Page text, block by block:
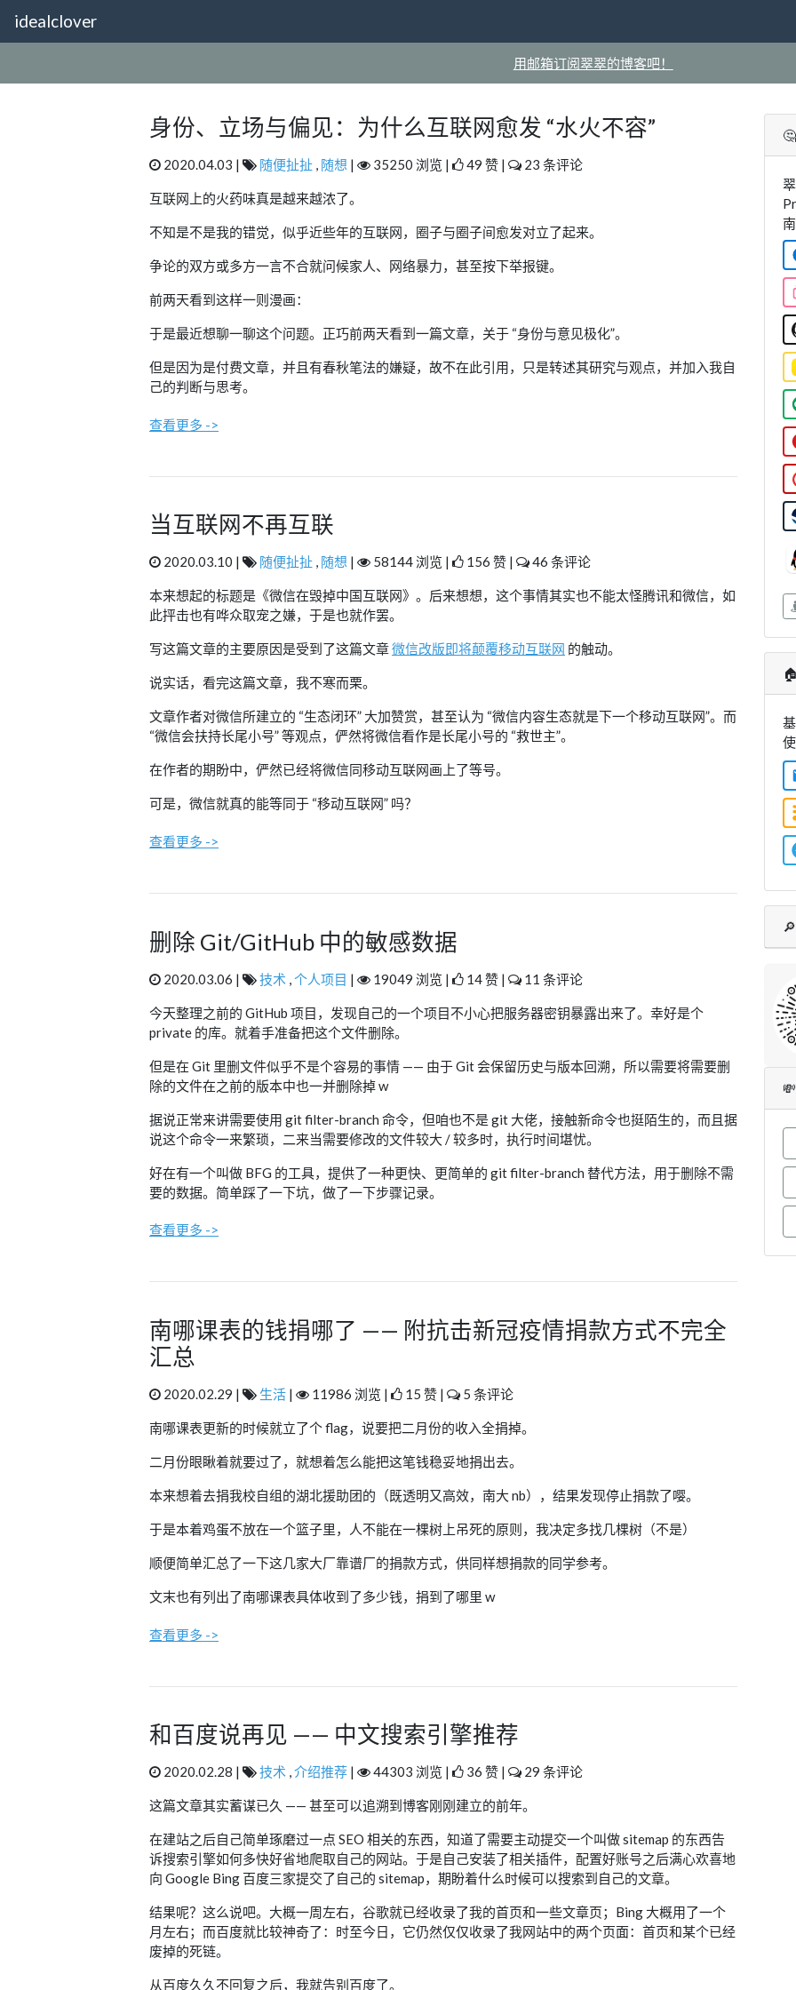
idealclover
用邮箱订阅翠翠的博客吧！
身份、立场与偏见：为什么互联网愈发 “水火不容”
2020.04.03 | 随便扯扯 , 随想 | 35250 浏览 | 49 赞 | 23 条评论
互联网上的火药味真是越来越浓了。
不知是不是我的错觉，似乎近些年的互联网，圈子与圈子间愈发对立了起来。
争论的双方或多方一言不合就问候家人、网络暴力，甚至按下举报键。
前两天看到这样一则漫画：
于是最近想聊一聊这个问题。正巧前两天看到一篇文章，关于 “身份与意见极化”。
但是因为是付费文章，并且有春秋笔法的嫌疑，故不在此引用，只是转述其研究与观点，并加入我自
己的判断与思考。
查看更多 ->
当互联网不再互联
2020.03.10 | 随便扯扯 , 随想 | 58144 浏览 | 156 赞 | 46 条评论
本来想起的标题是《微信在毁掉中国互联网》。后来想想，这个事情其实也不能太怪腾讯和微信，如
此抨击也有哗众取宠之嫌，于是也就作罢。
写这篇文章的主要原因是受到了这篇文章微信改版即将颠覆移动互联网 的触动。
说实话，看完这篇文章，我不寒而栗。
文章作者对微信所建立的 “生态闭环” 大加赞赏，甚至认为 “微信内容生态就是下一个移动互联网”。而
“微信会扶持长尾小号” 等观点，俨然将微信看作是长尾小号的 “救世主”。
在作者的期盼中，俨然已经将微信同移动互联网画上了等号。
可是，微信就真的能等同于 “移动互联网” 吗？
查看更多 ->
删除 Git/GitHub 中的敏感数据
2020.03.06 | 技术 个人项目 | 19049 浏览 | 14 赞 | 11 条评论
今天整理之前的 GitHub 项目，发现自己的一个项目不小心把服务器密钥暴露出来了。幸好是个
private 的库。就着手准备把这个文件删除。
但是在 Git 里删文件似乎不是个容易的事情 —— 由于 Git 会保留历史与版本回溯，所以需要将需要删
除的文件在之前的版本中也一并删除掉 w
据说正常来讲需要使用 git filter-branch 命令，但咱也不是 git 大佬，接触新命令也挺陌生的，而且据
说这个命令一来繁琐，二来当需要修改的文件较大 / 较多时，执行时间堪忧。
好在有一个叫做 BFG 的工具，提供了一种更快、更简单的 git filter-branch 替代方法，用于删除不需
要的数据。简单踩了一下坑，做了一下步骤记录。
查看更多 ->
南哪课表的钱捐哪了 —— 附抗击新冠疫情捐款方式不完全
汇总
2020.02.29 | 生活 | 11986 浏览 | 15 赞 | 5 条评论
南哪课表更新的时候就立了个 flag，说要把二月份的收入全捐掉。
二月份眼瞅着就要过了，就想着怎么能把这笔钱稳妥地捐出去。
本来想着去捐我校自组的湖北援助团的（既透明又高效，南大 nb），结果发现停止捐款了嘤。
于是本着鸡蛋不放在一个篮子里，人不能在一棵树上吊死的原则，我决定多找几棵树（不是）
顺便简单汇总了一下这几家大厂靠谱厂的捐款方式，供同样想捐款的同学参考。
文末也有列出了南哪课表具体收到了多少钱，捐到了哪里 w
查看更多 ->
和百度说再见 —— 中文搜索引擎推荐
2020.02.28 | 技术 ,介绍推荐 | 44303 浏览 | 36 赞 | 29 条评论
这篇文章其实蓄谋已久 —— 甚至可以追溯到博客刚刚建立的前年。
在建站之后自己简单琢磨过一点 SEO 相关的东西，知道了需要主动提交一个叫做 sitemap 的东西告
诉搜索引擎如何多快好省地爬取自己的网站。于是自己安装了相关插件，配置好账号之后满心欢喜地
向 Google Bing 百度三家提交了自己的 sitemap，期盼着什么时候可以搜索到自己的文章。
结果呢？这么说吧。大概一周左右，谷歌就已经收录了我的首页和一些文章页；Bing 大概用了一个
月左右；而百度就比较神奇了：时至今日，它仍然仅仅收录了我网站中的两个页面：首页和某个已经
废掉的死链。
从百度久久不回复之后，我就告别百度了。